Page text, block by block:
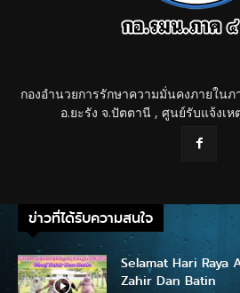
กองอำนวยการรักษาความมั่นคงภายใน
อ.ยะรัง จ.ปัตตานี , ศูนย์รับแจ้งเห
ข่าวที่ได้รับความสนใจ
Selamat Hari Raya
Zahir Dan Batin